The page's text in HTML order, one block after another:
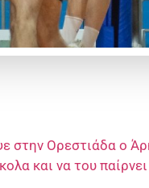
στην Ορεστιάδα ο
και να του